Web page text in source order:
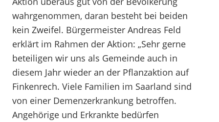
wahrgenommen, daran besteht bei beiden
kein Zweifel. Bürgermeister Andreas Feld
erklärt im Rahmen der Aktion: „Sehr gerne
beteiligen wir uns als Gemeinde auch in
diesem Jahr wieder an der Pflanzaktion auf
Finkenrech. Viele Familien im Saarland sind
von einer Demenzerkrankung betroffen.
Angehörige und Erkrankte bedürfen